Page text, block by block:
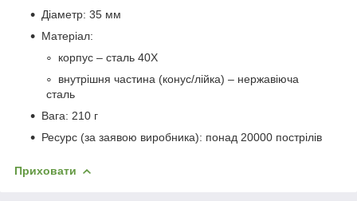
Діаметр: 35 мм
Матеріал:
корпус – сталь 40Х
внутрішня частина (конус/лійка) – нержавіюча
сталь
Вага: 210 г
Ресурс (за заявою виробника): понад 20000 пострілів
Приховати